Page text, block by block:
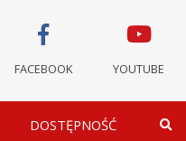
FACEBOOK YOUTUBE
DOSTĘPNOŚĆ